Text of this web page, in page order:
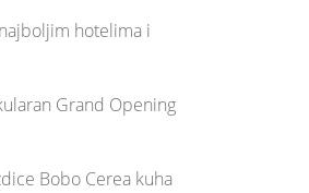
hotelima i
Grand Opening
Bobo Cerea kuha